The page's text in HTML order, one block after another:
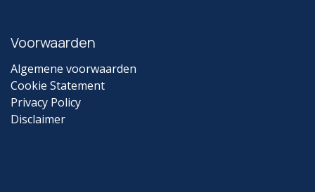
Voorwaarden
Algemene voorwaarden
Cookie Statement
Privacy Policy
Disclaimer